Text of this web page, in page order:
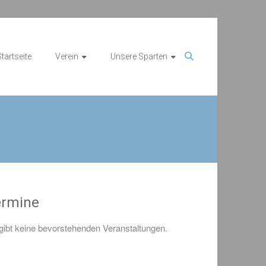
Verein Unsere Sparten
keine bevorstehenden Veranstaltungen.